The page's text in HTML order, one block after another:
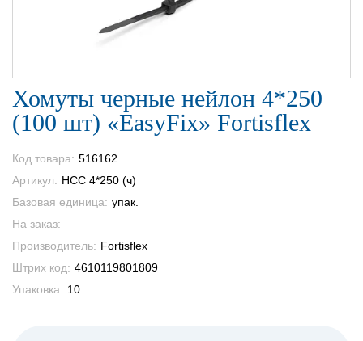
Хомуты черные нейлон 4*250
(100 шт) «EasyFix» Fortisflex
Код товара: 516162
Артикул: НСС 4*250 (ч)
Базовая единица: упак.
На заказ:
Производитель: Fortisflex
Штрих код: 4610119801809
Упаковка: 10